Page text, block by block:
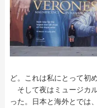
ど。これは私にとって初
そして夜はミュージカ
った。日本と海外とでは